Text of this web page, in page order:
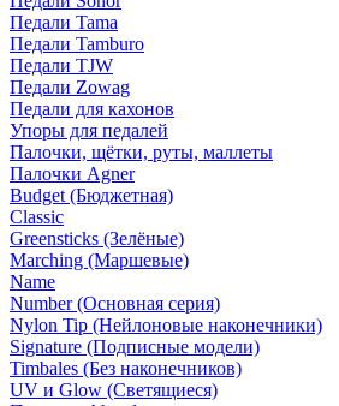
Педали Tama
Педали Tamburo
Педали TJW
Педали Zowag
Педали для кахонов
Упоры для педалей
Палочки, щётки, руты, маллеты
Палочки Agner
Budget (Бюджетная)
Classic
Greensticks (Зелёные)
Marching (Маршевые)
Name
Number (Основная серия)
Nylon Tip (Нейлоновые наконечники)
Signature (Подписные модели)
Timbales (Без наконечников)
UV и Glow (Светящиеся)